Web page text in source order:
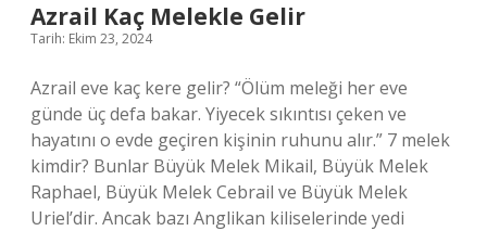
Azrail Kaç Melekle Gelir
Tarih: Ekim 23, 2024
Azrail eve kaç kere gelir? “Ölüm meleği her eve
günde üç defa bakar. Yiyecek sıkıntısı çeken ve
hayatını o evde geçiren kişinin ruhunu alır.” 7 melek
kimdir? Bunlar Büyük Melek Mikail, Büyük Melek
Raphael, Büyük Melek Cebrail ve Büyük Melek
Uriel’dir. Ancak bazı Anglikan kiliselerinde yedi